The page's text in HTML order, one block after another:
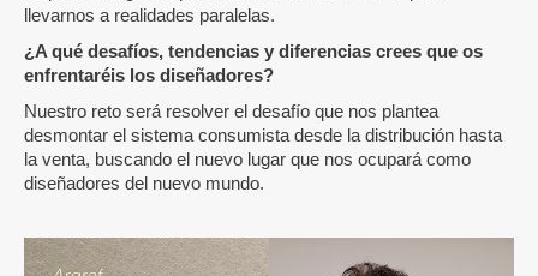
llevarnos a realidades paralelas.
¿A qué desafíos, tendencias y diferencias crees que os
enfrentaréis los diseñadores?
Nuestro reto será resolver el desafío que nos plantea
desmontar el sistema consumista desde la distribución hasta
la venta, buscando el nuevo lugar que nos ocupará como
diseñadores del nuevo mundo.